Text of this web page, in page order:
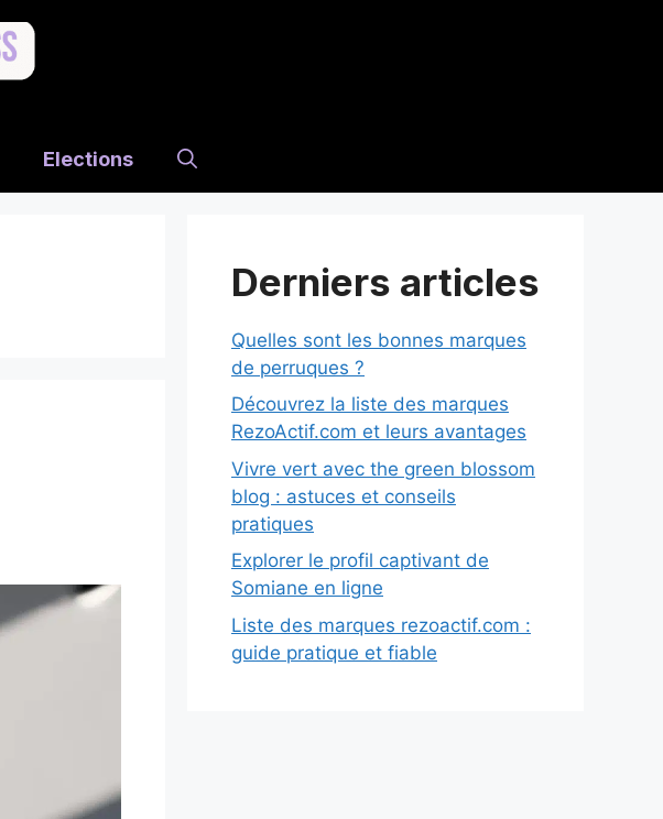
Elections
Derniers articles
Quelles sont les bonnes marques
de perruques ?
Découvrez la liste des marques
RezoActif.com et leurs avantages
Vivre vert avec the green blossom
blog : astuces et conseils
pratiques
Explorer le profil captivant de
Somiane en ligne
Liste des marques rezoactif.com :
guide pratique et fiable